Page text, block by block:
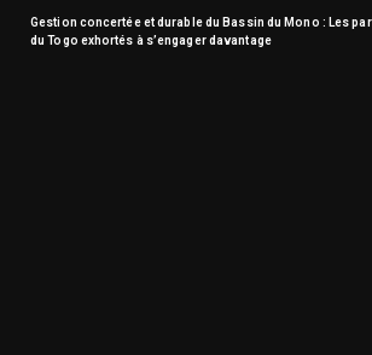
Gestion concertée et durable du Bassin du Mono : Les
du Togo exhortés à s’engager davantage